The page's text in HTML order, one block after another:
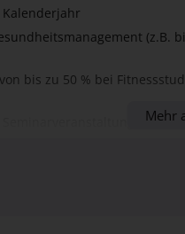
(z.B.
bis zu 50 % bei
Seminarveranstaltungen
im St. Georgshof oder
Mehr